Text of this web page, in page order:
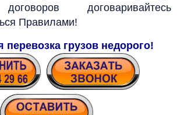
договаривайтесь
Правилами!
перевозка грузов недорого!